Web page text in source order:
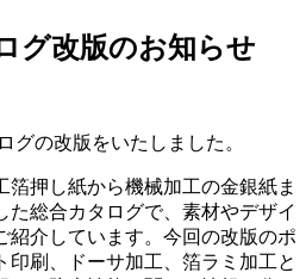
グ改版のお知らせ
グの改版をいたしました。
箔押し紙から機械加工の金銀紙ま
た総合カタログで、素材やデザイ
紹介しています。今回の改版のポ
印刷、ドーサ加工、箔ラミ加工と